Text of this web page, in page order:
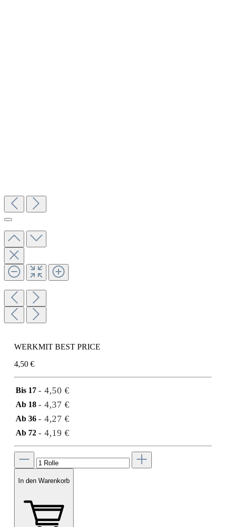
WERKMIT BEST PRICE
4,50 €
Bis 17 - 4,50 €
Ab 18 - 4,37 €
Ab 36 - 4,27 €
Ab 72 - 4,19 €
In den Warenkorb